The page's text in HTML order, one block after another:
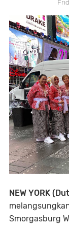
NEW YORK
Smorgasburg